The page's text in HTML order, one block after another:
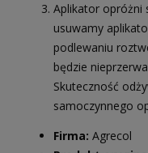
Aplikator opróżni
usuwamy
podlewaniu
będzie
Skuteczność
samoczynnego
Firma: Agrecol